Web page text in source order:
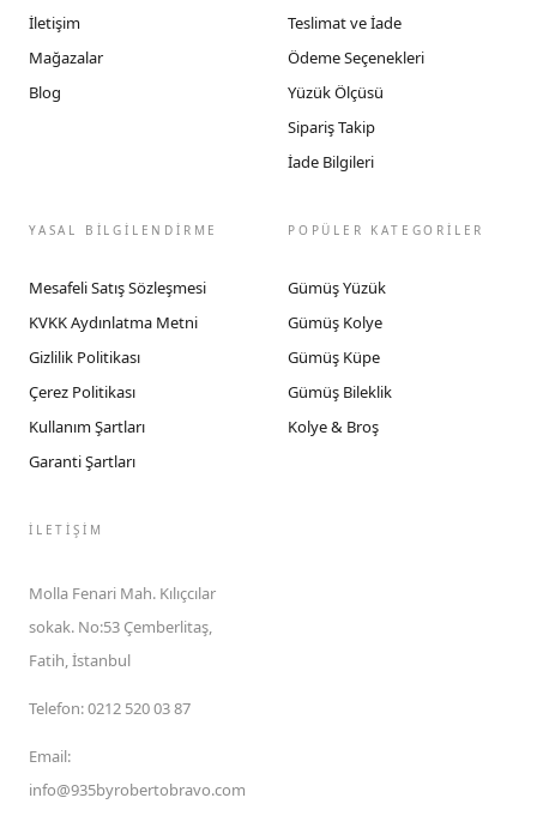
İletişim
Mağazalar
Blog
Teslimat ve İade
Ödeme Seçenekleri
Yüzük Ölçüsü
Sipariş Takip
İade Bilgileri
YASAL BİLGİLENDİRME
Mesafeli Satış Sözleşmesi
KVKK Aydınlatma Metni
Gizlilik Politikası
Çerez Politikası
Kullanım Şartları
Garanti Şartları
POPÜLER KATEGORİLER
Gümüş Yüzük
Gümüş Kolye
Gümüş Küpe
Gümüş Bileklik
Kolye & Broş
İLETIŞIM
Molla Fenari Mah. Kılıçcılar
sokak. No:53 Çemberlitaş,
Fatih, İstanbul
Telefon:0212 520 03 87
Email:
info@935byrobertobravo.com